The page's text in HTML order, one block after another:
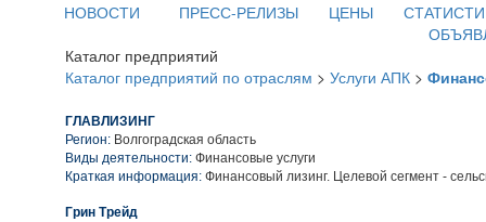
НОВОСТИ ПРЕСС-РЕЛИЗЫ ЦЕНЫ
Каталог предприятий
Каталог предприятий по отраслям > Услуги АПК >
ГЛАВЛИЗИНГ
Регион: Волгоградская область
Виды деятельности: Финансовые услуги
Краткая информация: Финансовый лизинг. Целевой сегмент -
Грин Трейд